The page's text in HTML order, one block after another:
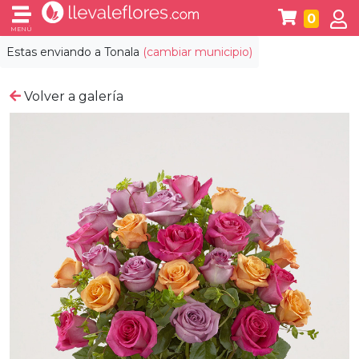
Estas enviando a Tonala (cambiar municipio)
MENÚ
0
Volver a galería